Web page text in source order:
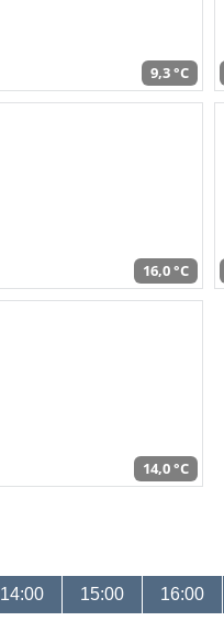
9,3 °C
16,0 °C
14,0 °C
14:00 15:00 16:00